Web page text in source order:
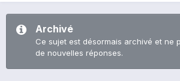
Archivé
Ce sujet est désormais archivé et ne
de nouvelles réponses.